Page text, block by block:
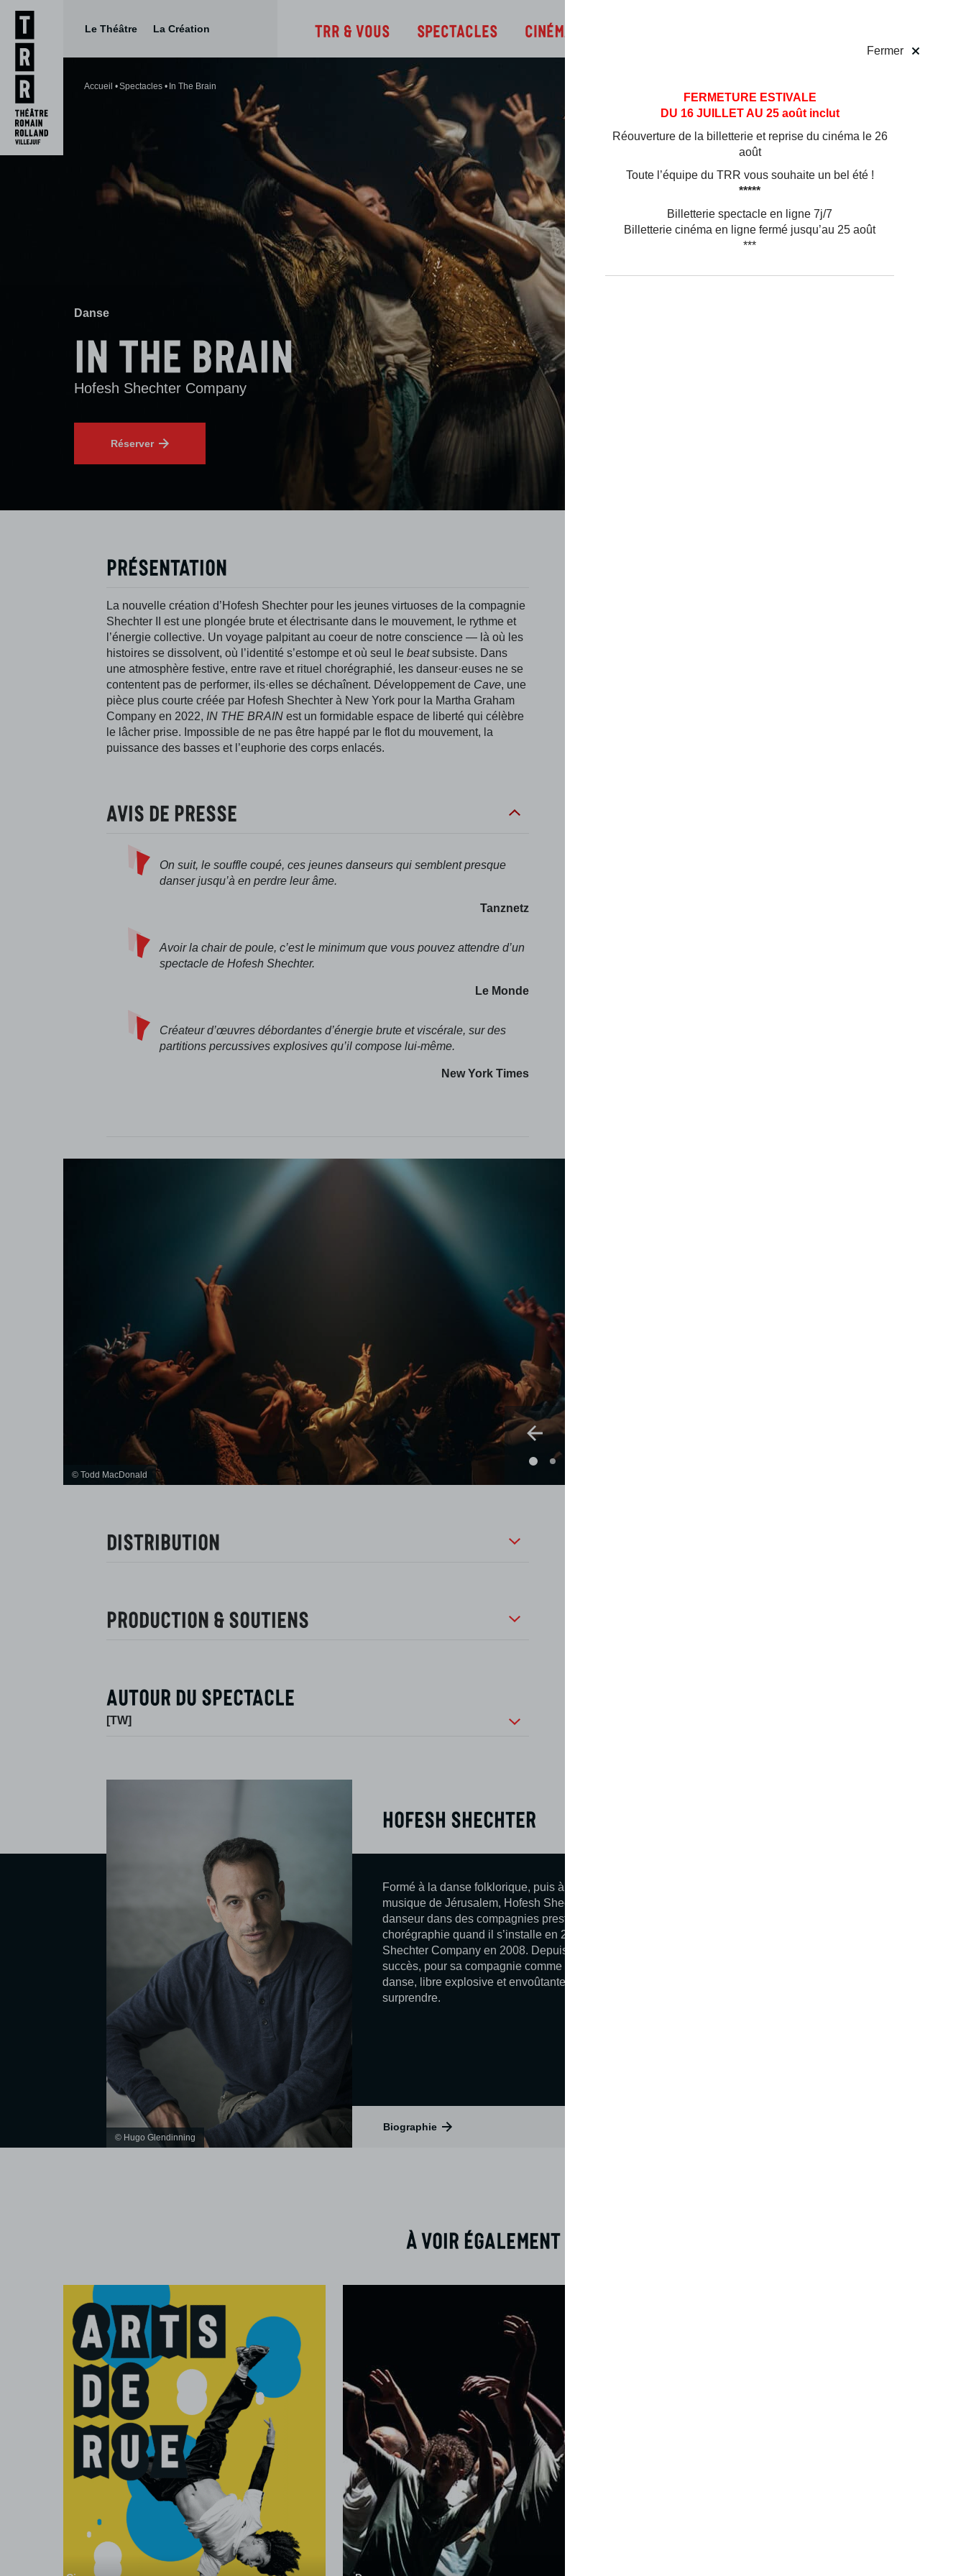
Aller
au
menu
Aller au
contenu
Fermer
FERMETURE ESTIVALE
DU 16 JUILLET AU 25 août inclut
Réouverture de la billetterie et reprise du cinéma le 26
août
Toute l’équipe du TRR vous souhaite un bel été !
*****
Billetterie spectacle en ligne 7j/7
Billetterie cinéma en ligne fermé jusqu’au 25 août
***
Le Théâtre La Création TRR & Vous Spectacles Cinéma
Danse
In The Brain
Hofesh Shechter Company
Réserver
Accueil Spectacles In The Brain
Présentation
La nouvelle création d’Hofesh Shechter pour les jeunes virtuoses de la compagnie
Shechter II est une plongée brute et électrisante dans le mouvement, le rythme et
l’énergie collective. Un voyage palpitant au coeur de notre conscience — là où les
histoires se dissolvent, où l’identité s’estompe et où seul le beatsubsiste. Dans
une atmosphère festive, entre rave et rituel chorégraphié, les danseur·euses ne se
contentent pas de performer, ils·elles se déchaînent. Développement de Cave, une
pièce plus courte créée par Hofesh Shechter à New York pour la Martha Graham
Company en 2022, IN THE BRAIN est un formidable espace de liberté qui célèbre
le lâcher prise. Impossible de ne pas être happé par le flot du mouvement, la
puissance des basses et l’euphorie des corps enlacés.
Avis de presse
On suit, le souffle coupé, ces jeunes danseurs qui semblent presque
danser jusqu’à en perdre leur âme.
Tanznetz
Avoir la chair de poule, c’est le minimum que vous pouvez attendre d’un
spectacle de Hofesh Shechter.
Le Monde
Créateur d’œuvres débordantes d’énergie brute et viscérale, sur des
partitions percussives explosives qu’il compose lui-même.
New York Times
© Todd MacDonald
Distribution
Production & Soutiens
Autour du spectacle
[TW]
© Hugo Glendinning
Hofesh Shechter
Formé à la danse folklorique, puis à l’Académie Rubin de danse et de
musique de Jérusalem, Hofesh Shechter débute sa carrière en tant que
danseur dans des compagnies prestigieuses. Il se tourne vers la
chorégraphie quand il s’installe en 2002 à Londres, puis fonde la Hofesh
Shechter Company en 2008. Depuis, il multiplie les œuvres dansées à
succès, pour sa compagnie comme pour les autres, et même au cinéma. Sa
danse, libre explosive et envoûtante, n’en finit pas d’émerveiller et de
surprendre.
Biographie
À voir également
Danse
Prélude
Né du souffle du premier cri et du mouvement
vital, Prélude est une pièce qui interroge les
commencements : celui d’un geste, d’une
oeuvre, d’une vie. Kader Attou convoque ses
origines – le hip-hop, la boxe, l’émancipation
par le mouvement – pour en extraire une
écriture...
Ven. 8 janvier à 20h30
Salle Jacques Lecoq
Ulysse de Jean-Claude Gallotta est l’un des
chefs-d’oeuvre de la danse contemporaine
des années 80. Josette Baïz était à l’époque
sur scène. Quelques décennies plus tard, elle
s’en empare pour le confier à son Groupe
Grenade, un ensemble sans cesse renouvelé
de danseuses et...
Sam. 20 mars à 18h00
Salle Jacques Lecoq